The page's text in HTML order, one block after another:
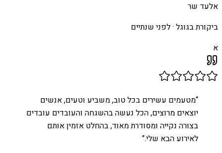
אלעד שר
ביקורת בגוגל ·לפני שנתיים
א
“מטעמים עשירים בכל טוב, משביע וטעים, אנשים
יוצאים מרוצים, הכל נעשה בהשגחה והעובדים עובדים
בצורה נקייה ומסודרת מאוד, בהחלט אזמין אותם
לאירוע הבא שלי.”